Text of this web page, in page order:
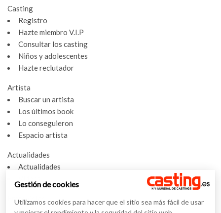
Casting
Registro
Hazte miembro V.I.P
Consultar los casting
Niños y adolescentes
Hazte reclutador
Artista
Buscar un artista
Los últimos book
Lo conseguieron
Espacio artista
Actualidades
Actualidades
Entrevistas
Nuestras entrevistas
Gestión de cookies
Utilizamos cookies para hacer que el sitio sea más fácil de usar